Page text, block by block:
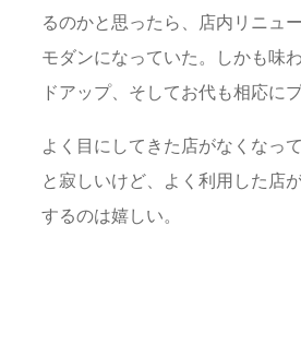
るのかと思ったら、店内リニュ
モダンになっていた。しかも味
ドアップ、そしてお代も相応に
よく目にしてきた店がなくなっ
と寂しいけど、よく利用した店
するのは嬉しい。